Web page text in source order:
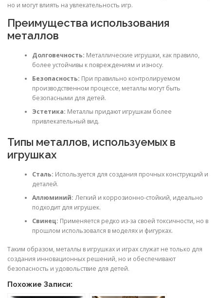
но и могут влиять на увлекательность игр.
Преимущества использования
металлов
Долговечность: Металлические игрушки, как правило,
более устойчивы к повреждениям и износу.
Безопасность: При правильно контролируемом
производственном процессе, металлы могут быть
безопасными для детей.
Эстетика: Металлы придают игрушкам более
привлекательный вид.
Типы металлов, используемых в
игрушках
Сталь: Используется для создания прочных конструкций и
деталей.
Аллюминий: Легкий и коррозионно-стойкий, идеально
подходит для игрушек.
Свинец: Применяется редко из-за своей токсичности, но в
прошлом использовался в моделях и фигурках.
Таким образом, металлы в игрушках и играх служат не только для
создания инновационных решений, но и обеспечивают
безопасность и удовольствие для детей.
Похожие Записи: